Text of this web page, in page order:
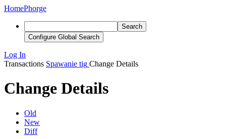
HomePhorge
Search
Configure Global Search
Log In
Transactions Spawanie tig Change Details
Change Details
Old
New
Diff